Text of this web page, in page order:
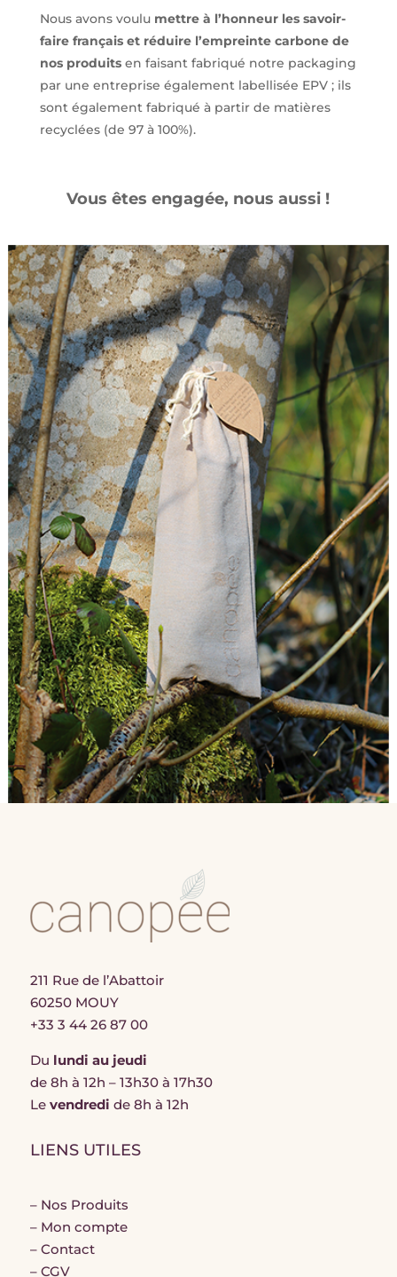
Nous avons voulu mettre à l’honneur les savoir-
faire français et réduire l’empreinte carbone de
nos produitsen faisant fabriqué notre packaging
par une entreprise également labellisée EPV ; ils
sont également fabriqué à partir de matières
recyclées (de 97 à 100%).
Vous êtes engagée, nous aussi !
211 Rue de l’Abattoir
60250 MOUY
+33 3 44 26 87 00
Du lundi au jeudi
de 8h à 12h – 13h30 à 17h30
Le vendredi de 8h à 12h
LIENS UTILES
– Nos Produits
– Mon compte
– Contact
– CGV